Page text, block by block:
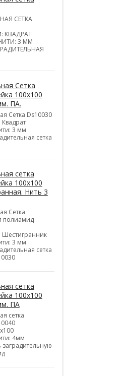
СЕТКА
КВАДРАТ
3 ММ
Сетка
100х100
ПА.
Сетка Ds10030
3 мм
сетка
сетка
100х100
Нить 3
Сетка
полиамид
Шестигранник
3 мм
сетка
сетка
100х100
ПА
сетка
4мм
заградительную